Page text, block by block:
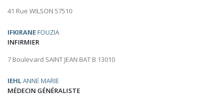
41 Rue WILSON 57510
IFKIRANEFOUZIA
INFIRMIER
7 Boulevard SAINT JEAN BAT B 13010
IEHLANNE MARIE
MÉDECIN GÉNÉRALISTE